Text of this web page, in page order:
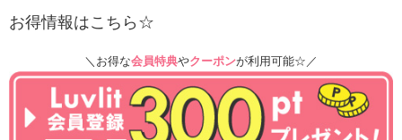
お得情報はこちら☆
＼お得な会員特典やクーポンが利用可能☆／